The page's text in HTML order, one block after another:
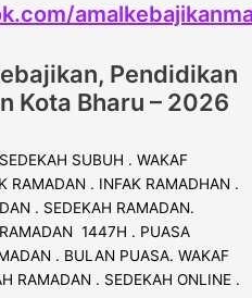
Pendidikan
Kota Bharu – 2026
SUBUH . WAKAF
RAMADAN . INFAK RAMADHAN .
. SEDEKAH RAMADAN.
1447H . PUASA
. BULAN PUASA. WAKAF
RAMADAN . SEDEKAH ONLINE .